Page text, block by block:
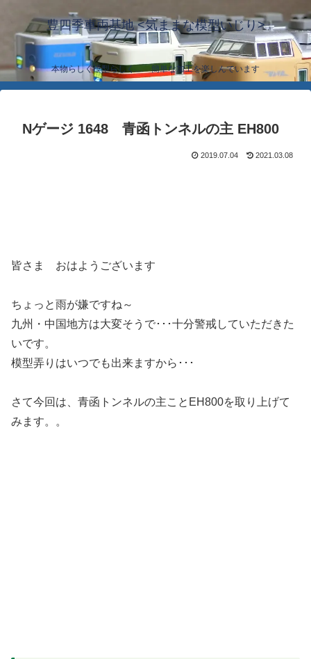
豊四季車両基地 <気ままな模型いじり>
本物らしく模型らしく… 簡単な加工を楽しんでいます
Nゲージ 1648 青函トンネルの主 EH800
2019.07.04 2021.03.08
皆さま おはようございます
ちょっと雨が嫌ですね～
九州・中国地方は大変そうで･･･十分警戒していただきた
いです。
模型弄りはいつでも出来ますから･･･
さて今回は、青函トンネルの主ことEH800を取り上げて
みます。。